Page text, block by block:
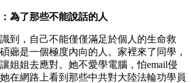
為了那些不能說話的人
到，自己不能僅僅滿足於個人的生命救
薌是一個極度內向的人。家裡來了同學，
姐姐去應對。她不愛學電腦，怕email侵
在網路上看到那些中共對大陸法輪功學員